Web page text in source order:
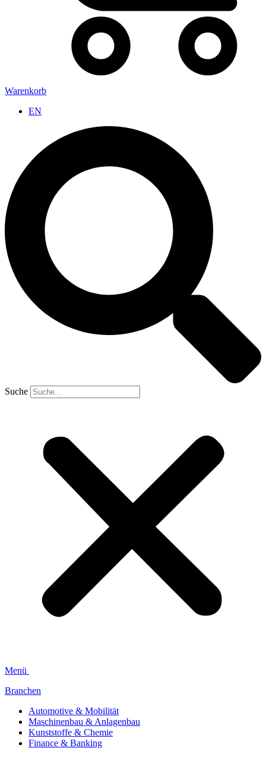
Warenkorb
EN
Suche
Menü
Branchen
Automotive & Mobilität
Maschinenbau & Anlagenbau
Kunststoffe & Chemie
Finance & Banking